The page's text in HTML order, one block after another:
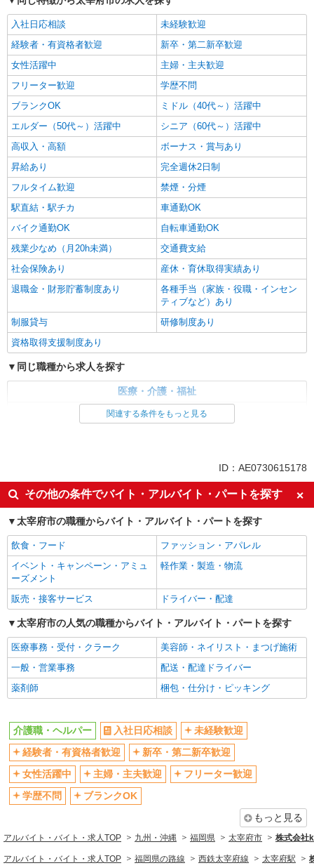
未経験・無資格OKの介護スタッフ
時給1,300円〜1,400円 ★週払いOK（規定あ
り） ※給与幅は経験・能力による
福岡県太宰府市 【最寄駅】西鉄太宰府線「太
いやすいエリアなど、お好きな勤務地をお選び下
キープ 詳細を見る
入社日応相談
未経験歓迎
経験者・有資格者歓迎
新卒・第二新卒歓迎
女性活躍中
主婦・主夫歓迎
フリーター歓迎
学歴不問
ブランクOK
ミドル（40代～）活躍中
エルダー（50代～）活躍中
シニア（60代～）活躍中
高収入・高額
ボーナス・賞与あり
昇給あり
完全週休2日制
フルタイム歓迎
禁煙・分煙
駅直結・駅チカ
車通勤OK
バイク通勤OK
自転車通勤OK
残業少なめ（月20h未満）
交通費支給
社会保険あり
産休・育休取得実績あり
退職金・財形貯蓄制度あり
各種手当（家族・役職・インセン
ティブなど）あり
制服貸与
研修制度あり
資格取得支援制度あり
同じ職種から求人を探す
医療・介護・福祉
ボーナス・賞与あり
車通勤OK
交通費支給
社会保険あり
産休・育休取得実績あり
関連する条件をもっと見る
ID：AE0730615178
その他の条件でバイト・アルバイト・パートを探す
太宰府市の職種からバイト・アルバイト・パートを探す
飲食・フード
ファッション・アパレル
イベント・キャンペーン・アミュ
ーズメント
軽作業・製造・物流
販売・接客サービス ドライバー・配達
太宰府市の人気の職種からバイト・アルバイト・パートを探す
医療事務・受付・クラーク
美容師・ネイリスト・まつげ施術
一般・営業事務
配送・配達ドライバー
薬剤師
梱包・仕分け・ピッキング
介護職・ヘルパー 入社日応相談
未経験歓迎
経験者・有資格者歓迎
新卒・第二新卒歓迎
女性活躍中
主婦・主夫歓迎
フリーター歓迎
学歴不問
ブランクOK
もっと見る
アルバイト・バイト・求人TOP 九州・沖縄 福岡県 太宰府市 株式会社
アルバイト・バイト・求人TOP 福岡県の路線 西鉄太宰府線 太宰府駅